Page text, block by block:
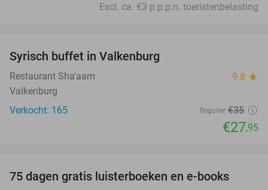
Excl. ca. €3 p.p.p.n. toeristenbelasting
Syrisch buffet in Valkenburg
Restaurant Sha'aam 9.8 star
Valkenburg
Verkocht: 165
Regulier €35
€27,95
75 dagen gratis luisterboeken en e-books